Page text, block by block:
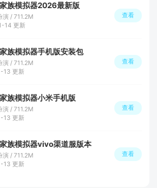
族模拟器2026最新版
演 / 711.2M
14 更新
查看
族模拟器手机版安装包
演 / 711.2M
13 更新
查看
族模拟器小米手机版
演 / 711.2M
13 更新
查看
族模拟器vivo渠道服版本
演 / 711.2M
13 更新
查看